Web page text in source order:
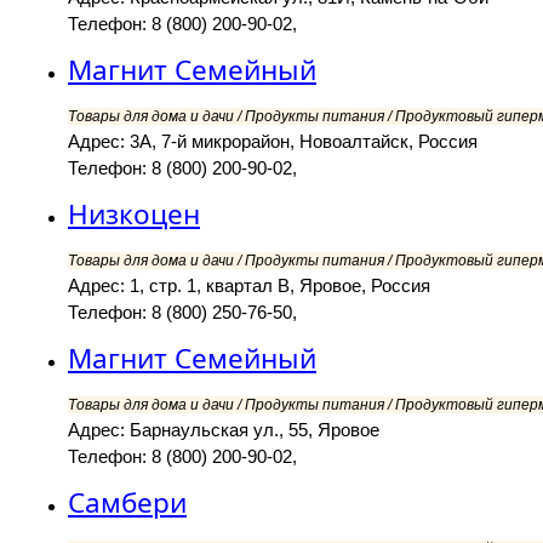
Телефон: 8 (800) 200-90-02,
Магнит Семейный
Товары для дома и дачи / Продукты питания / Продуктовый
Адрес: 3А, 7-й микрорайон, Новоалтайск, Россия
Телефон: 8 (800) 200-90-02,
Низкоцен
Товары для дома и дачи / Продукты питания / Продуктовый
Адрес: 1, стр. 1, квартал В, Яровое, Россия
Телефон: 8 (800) 250-76-50,
Магнит Семейный
Товары для дома и дачи / Продукты питания / Продуктовый
Адрес: Барнаульская ул., 55, Яровое
Телефон: 8 (800) 200-90-02,
Самбери